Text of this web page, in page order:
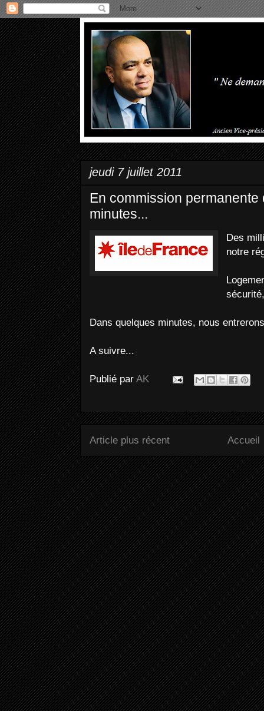
jeudi 7 juillet 2011
En commission
minutes...
Des
notre
Dans quelques minutes, nous
A suivre...
Publié par AK
Article plus récent Accueil